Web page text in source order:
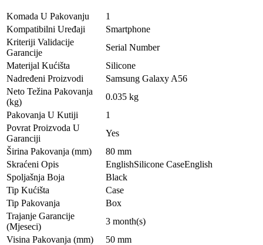
Komada U Pakovanju
1
Kompatibilni Uređaji
Smartphone
Kriteriji Validacije
Garancije
Serial Number
Materijal Kućišta
Silicone
Nadređeni Proizvodi
Samsung Galaxy A56
Neto Težina Pakovanja
(kg)
0.035 kg
Pakovanja U Kutiji
1
Povrat Proizvoda U
Garanciji
Yes
Širina Pakovanja (mm)
80 mm
Skraćeni Opis
EnglishSilicone CaseEnglish
Spoljašnja Boja
Black
Tip Kućišta
Case
Tip Pakovanja
Box
Trajanje Garancije
(Mjeseci)
3 month(s)
Visina Pakovanja (mm)
50 mm